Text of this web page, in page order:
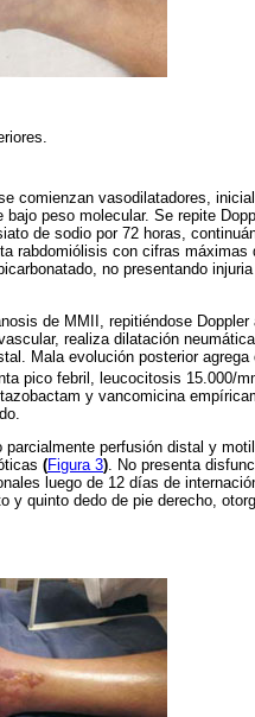
comienzan vasodilatadores,
peso molecular. Se repite
de sodio por 72 horas,
rabdomiólisis con cifras
no presentando
de MMII, repitiéndose
realiza dilatación
Mala evolución posterior
pico febril, leucocitosis 15.000/
y vancomicina
parcialmente perfusión distal y
(Figura 3). No presenta
luego de 12 días de
y quinto dedo de pie derecho,